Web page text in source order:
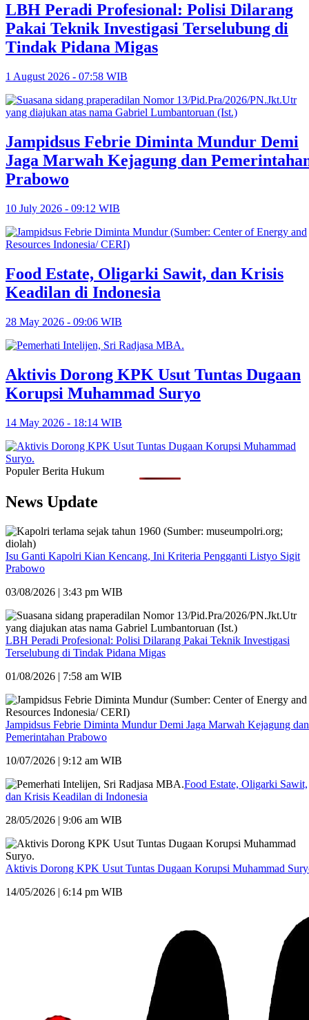
LBH Peradi Profesional: Polisi Dilarang
Pakai Teknik Investigasi Terselubung di
Tindak Pidana Migas
1 August 2026 - 07:58 WIB
Jampidsus Febrie Diminta Mundur Demi
Jaga Marwah Kejagung dan
Prabowo
10 July 2026 - 09:12 WIB
Food Estate, Oligarki Sawit, dan Krisis
Keadilan di Indonesia
28 May 2026 - 09:06 WIB
Aktivis Dorong KPK Usut Tuntas Dugaan
Korupsi Muhammad Suryo
14 May 2026 - 18:14 WIB
Populer Berita Hukum
News Update
Isu Ganti Kapolri Kian Kencang, Ini Kriteria Pengganti Listyo Sigit
Prabowo
03/08/2026 | 3:43 pm WIB
LBH Peradi Profesional: Polisi Dilarang Pakai Teknik Investigasi
Terselubung di Tindak Pidana Migas
01/08/2026 | 7:58 am WIB
Jampidsus Febrie Diminta Mundur Demi Jaga Marwah Kejagung dan
Pemerintahan Prabowo
10/07/2026 | 9:12 am WIB
Food Estate, Oligarki Sawit,
dan Krisis Keadilan di Indonesia
28/05/2026 | 9:06 am WIB
Aktivis Dorong KPK Usut Tuntas Dugaan Korupsi Muhammad
14/05/2026 | 6:14 pm WIB